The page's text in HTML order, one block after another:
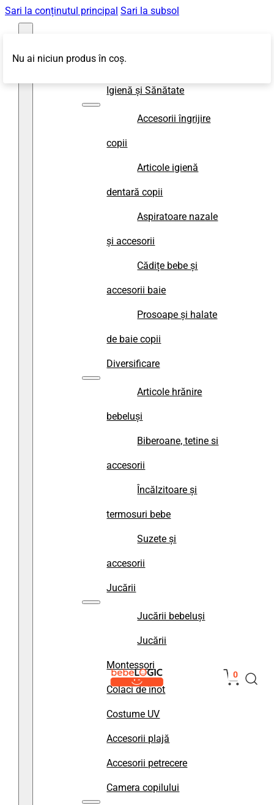
Sari la conținutul principal Sari la subsol
Igienă și Sănătate
Accesorii îngrijire
copii
Articole igienă
dentară copii
Aspiratoare nazale
și accesorii
Cădițe bebe și
accesorii baie
Prosoape și halate
de baie copii
Diversificare
Articole hrănire
bebeluși
Biberoane, tetine si
accesorii
Încălzitoare și
termosuri bebe
Suzete și
accesorii
Jucării
Jucării bebeluși
Jucării
Montessori
Colaci de înot
Costume UV
Accesorii plajă
Accesorii petrecere
Camera copilului
0
Nu ai niciun produs în coș.